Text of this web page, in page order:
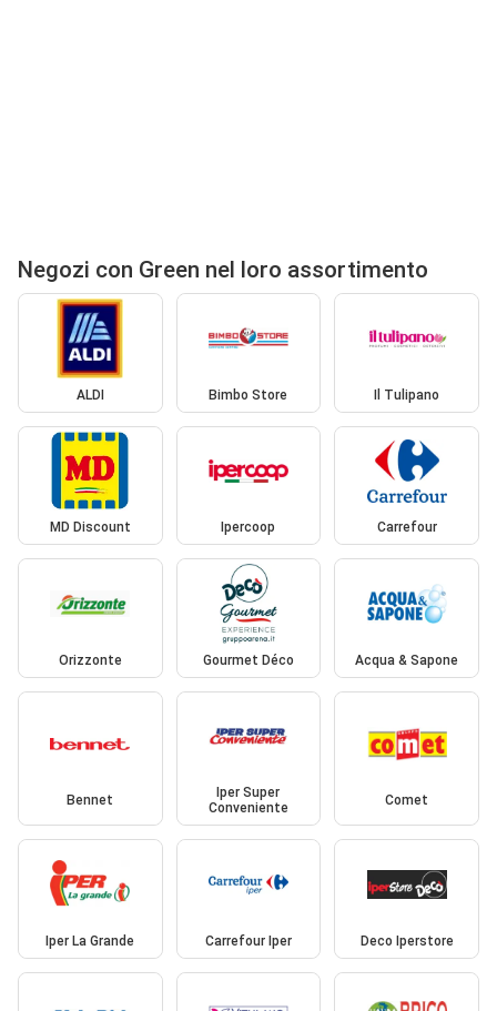
Negozi con Green nel loro assortimento
ALDI Bimbo Store Il Tulipano
MD Discount Ipercoop Carrefour
Orizzonte Gourmet Déco Acqua & Sapone
Bennet
Iper Super
Conveniente
Comet
Iper La Grande Carrefour Iper Deco Iperstore